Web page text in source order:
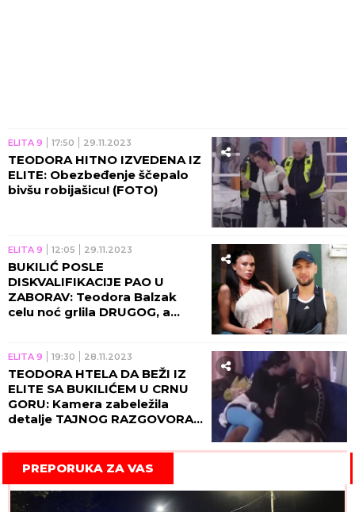
ELITA 9 17:50 29.11.2023
TEODORA HITNO IZVEDENA IZ
ELITE: Obezbeđenje ščepalo
bivšu robijašicu! (FOTO)
ELITA 9 12:05 29.11.2023
BUKILIĆ POSLE
DISKVALIFIKACIJE PAO U
ZABORAV: Teodora Balzak
celu noć grlila DRUGOG, a
ELITA 9 19:30 28.11.2023
TEODORA HTELA DA BEŽI IZ
ELITE SA BUKILIĆEM U CRNU
GORU: Kamera zabeležila
detalje TAJNOG RAZGOVORA!
PREPORUKA ZA VAS